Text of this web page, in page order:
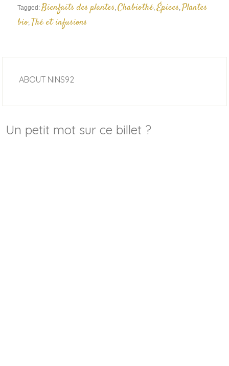
Tagged:Bienfaits des plantes,Chabiothé,Épices,Plantes
bio, Thé et infusions
ABOUT NINS92
Un petit mot sur ce billet ?